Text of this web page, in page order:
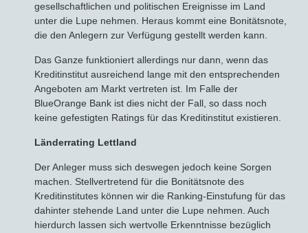
gesellschaftlichen und politischen Ereignisse im Land
unter die Lupe nehmen. Heraus kommt eine Bonitätsnote,
die den Anlegern zur Verfügung gestellt werden kann.
Das Ganze funktioniert allerdings nur dann, wenn das
Kreditinstitut ausreichend lange mit den entsprechenden
Angeboten am Markt vertreten ist. Im Falle der
BlueOrange Bank ist dies nicht der Fall, so dass noch
keine gefestigten Ratings für das Kreditinstitut existieren.
Länderrating Lettland
Der Anleger muss sich deswegen jedoch keine Sorgen
machen. Stellvertretend für die Bonitätsnote des
Kreditinstitutes können wir die Ranking-Einstufung für das
dahinter stehende Land unter die Lupe nehmen. Auch
hierdurch lassen sich wertvolle Erkenntnisse bezüglich